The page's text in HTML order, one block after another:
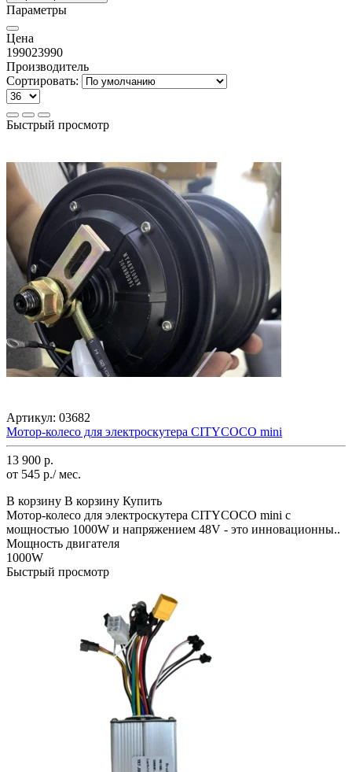
Параметры
Цена
199023990
Производитель
Сортировать:
Быстрый просмотр
Артикул: 03682
Мотор-колесо для электроскутера CITYCOCO mini
13 900 р.
от 545 р./ мес.
В корзину В корзину Купить
Мотор-колесо для электроскутера CITYCOCO mini с
мощностью 1000W и напряжением 48V - это инновационны..
Мощность двигателя
1000W
Быстрый просмотр